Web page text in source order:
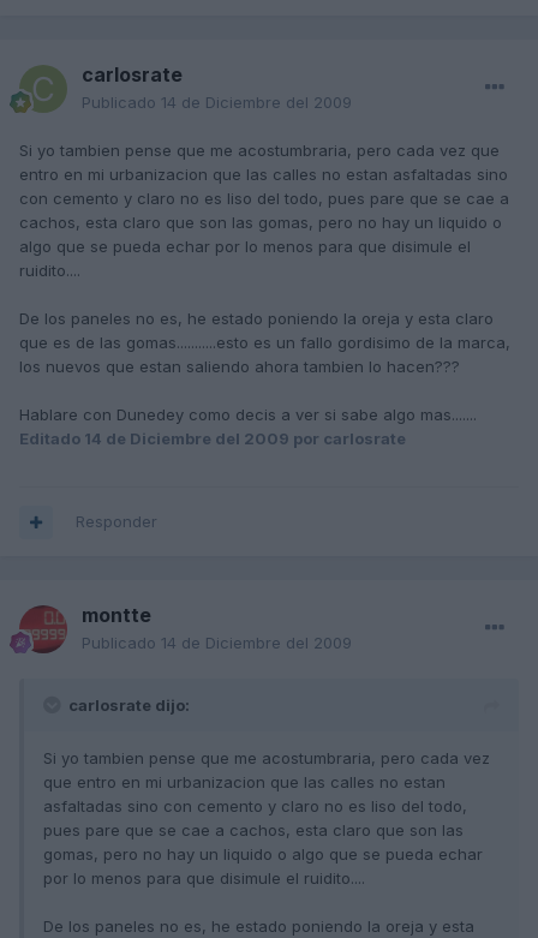
carlosrate
Publicado 14 de Diciembre del 2009
Si yo tambien pense que me acostumbraria, pero cada vez que
entro en mi urbanizacion que las calles no estan asfaltadas sino
con cemento y claro no es liso del todo, pues pare que se cae a
cachos, esta claro que son las gomas, pero no hay un liquido o
algo que se pueda echar por lo menos para que disimule el
ruidito....
De los paneles no es, he estado poniendo la oreja y esta claro
que es de las gomas...........esto es un fallo gordisimo de la marca,
los nuevos que estan saliendo ahora tambien lo hacen???
Hablare con Dunedey como decis a ver si sabe algo mas.......
Editado 14 de Diciembre del 2009 por carlosrate
Responder
montte
Publicado 14 de Diciembre del 2009
carlosrate dijo:
Si yo tambien pense que me acostumbraria, pero cada vez
que entro en mi urbanizacion que las calles no estan
asfaltadas sino con cemento y claro no es liso del todo,
pues pare que se cae a cachos, esta claro que son las
gomas, pero no hay un liquido o algo que se pueda echar
por lo menos para que disimule el ruidito....
De los paneles no es, he estado poniendo la oreja y esta